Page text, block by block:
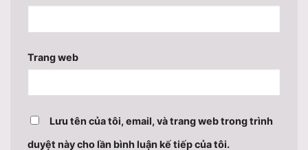
Trang web
Lưu tên của tôi, email, và trang web trong trình
duyệt này cho lần bình luận kế tiếp của tôi.